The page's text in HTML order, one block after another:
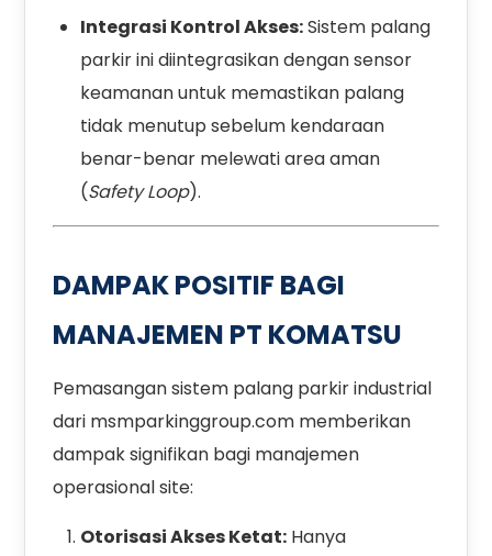
Integrasi Kontrol Akses:Sistem palang
parkir ini diintegrasikan dengan sensor
keamanan untuk memastikan palang
tidak menutup sebelum kendaraan
benar-benar melewati area aman
(Safety Loop).
DAMPAK POSITIF BAGI
MANAJEMEN PT KOMATSU
Pemasangan sistem palang parkir industrial
dari msmparkinggroup.com memberikan
dampak signifikan bagi manajemen
operasional site:
Otorisasi Akses Ketat: Hanya